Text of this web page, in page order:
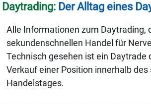
Daytrading: Der Alltag eines
Alle Informationen zum Daytrading,
sekundenschnellen Handel für
Technisch gesehen ist ein Daytrade
Verkauf einer Position innerhalb des
Handelstages.